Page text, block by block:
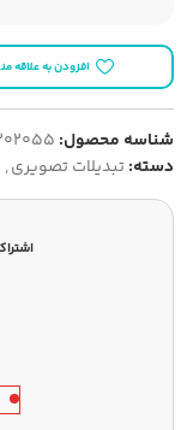
افزودن به علاقه
شناسه محصول:
دسته:تبدیلات تصویری,